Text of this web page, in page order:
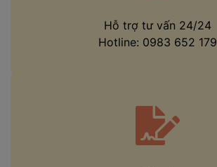
Hỗ trợ tư vấn 24/24
Hotline: 0983 652 179